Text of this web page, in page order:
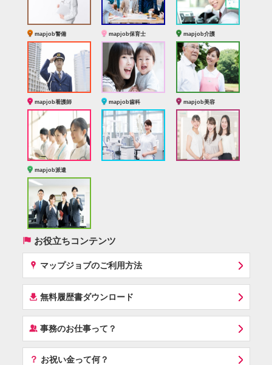
mapjob警備 mapjob保育士 mapjob介護
mapjob看護師 mapjob歯科 mapjob美容
mapjob派遣
( お役立ちコンテンツ
x マップジョブのご利用方法
í 無料履歴書ダウンロード
‰事務のお仕事って？
？ お祝い金って何？